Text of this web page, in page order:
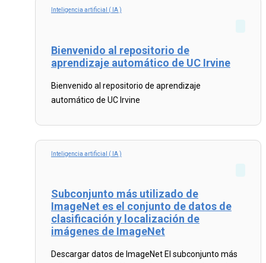
Inteligencia artificial ( IA )
Bienvenido al repositorio de
aprendizaje automático de UC Irvine
Bienvenido al repositorio de aprendizaje
automático de UC Irvine
Inteligencia artificial ( IA )
Subconjunto más utilizado de
ImageNet es el conjunto de datos de
clasificación y localización de
imágenes de ImageNet
Descargar datos de ImageNet El subconjunto más